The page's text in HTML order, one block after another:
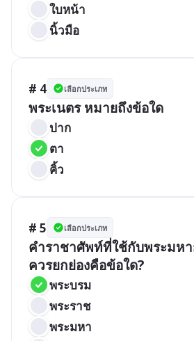
ใบหน้า
นิ้วมือ
# 4 เลือกประเภท
พระเนตร หมายถึงข้อใด
ปาก
ตา
คิ้ว
# 5 เลือกประเภท
คำราชาศัพท์ที่ใช้กับพระมห
ควรยกย่องคือข้อใด?
พระบรม
พระราช
พระมหา